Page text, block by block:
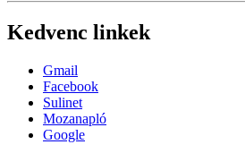
Kedvenc linkek
Gmail
Facebook
Sulinet
Mozanapló
Google